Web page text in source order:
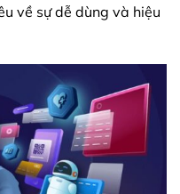
về sự dễ dùng và hiệu